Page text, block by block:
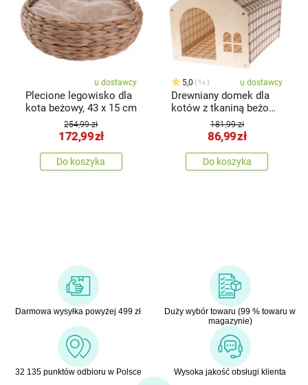
u dostawcy
Plecione legowisko dla
kota beżowy, 43 x 15 cm
254,99 zł
172,99zł
Do koszyka
5,0 1x u dostawcy
Drewniany domek dla
kotów z tkaniną beżowy,
51,5 x 39,5 x 38 cm
181,99 zł
86,99zł
Do koszyka
Darmowa wysyłka powyżej 499 zł
Duży wybór towaru (99 % towaru w
magazynie)
32 135 punktów odbioru w Polsce Wysoka jakość obsługi klienta